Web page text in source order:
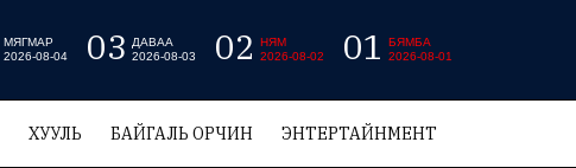
МЯГМАР
2026-08-04
03
ДАВАА
2026-08-03
02
НЯМ
2026-08-02
01
БЯМБА
2026-08-01
ХУУЛЬ БАЙГАЛЬ ОРЧИН ЭНТЕРТАЙНМЕНТ